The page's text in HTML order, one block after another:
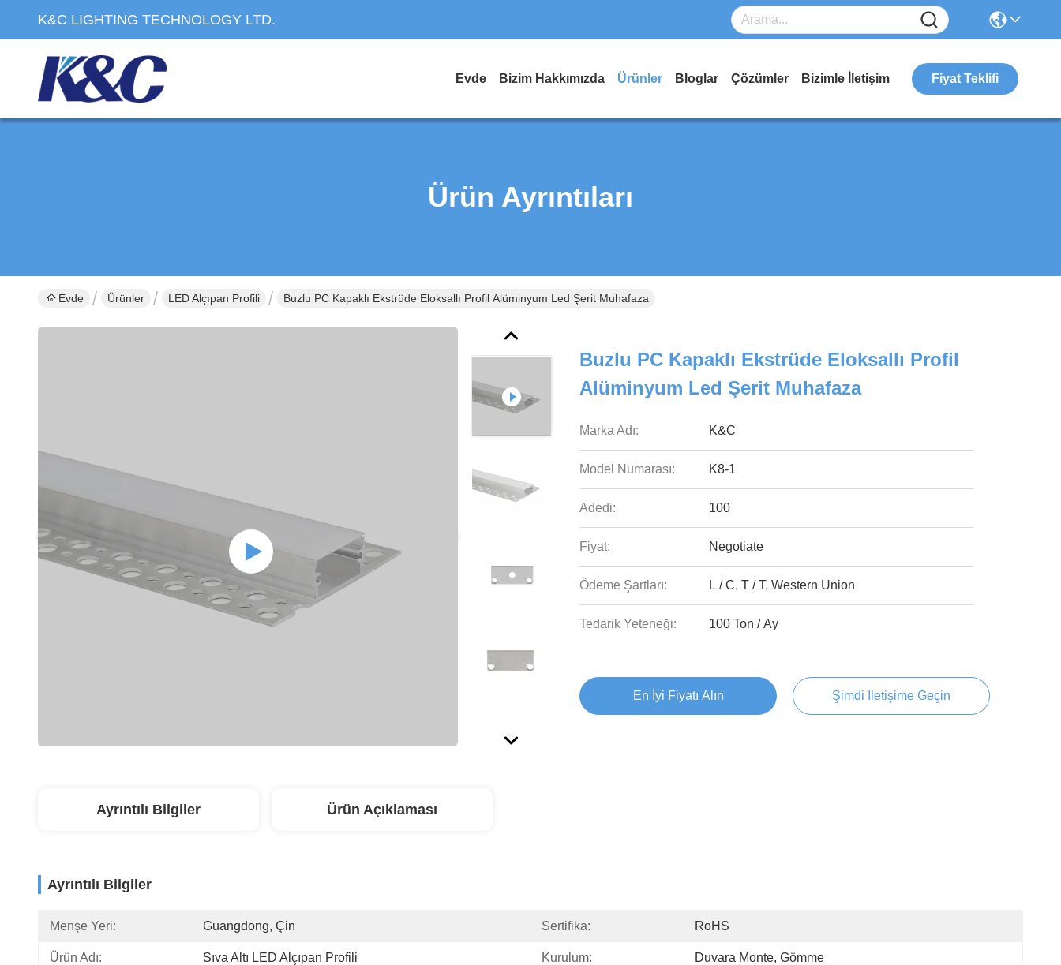
K&C LIGHTING TECHNOLOGY LTD.
Evde Bizim Hakkımızda Ürünler Bloglar Çözümler Bizimle İletişim Fiyat Teklifi
Ürün Ayrıntıları
Evde Ürünler LED Alçıpan Profili Buzlu PC Kapaklı Ekstrüde Eloksallı Profil Alüminyum Led Şerit Muhafaza
Buzlu PC Kapaklı Ekstrüde Eloksallı Profil
Alüminyum Led Şerit Muhafaza
Marka Adı: K&C
Model Numarası: K8-1
Adedi: 100
Fiyat: Negotiate
Ödeme Şartları: L / C, T / T, Western Union
Tedarik Yeteneği: 100 Ton / Ay
En İyi Fiyatı Alın Şimdi Iletişime Geçin
Ayrıntılı Bilgiler Ürün Açıklaması
Ayrıntılı Bilgiler
Menşe Yeri: Guangdong, Çin Sertifika: RoHS
Ürün Adı: Sıva Altı LED Alçıpan Profili Kurulum: Duvara Monte, Gömme